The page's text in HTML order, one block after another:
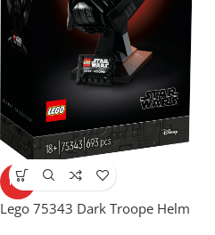
HOT
Lego 75343 Dark Troope Helm